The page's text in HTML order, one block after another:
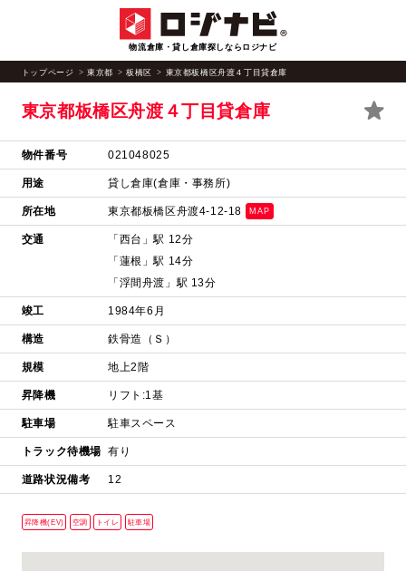
物流倉庫・貸し倉庫探しならロジナビ
トップページ 東京都 板橋区 東京都板橋区舟渡４丁目貸倉庫
東京都板橋区舟渡４丁目貸倉庫
物件番号 021048025
用途 貸し倉庫(倉庫・事務所)
所在地 東京都板橋区舟渡4-12-18 MAP
交通
「西台」駅 12分
「蓮根」駅 14分
「浮間舟渡」駅 13分
竣工 1984年6月
構造 鉄骨造（Ｓ）
規模 地上2階
昇降機 リフト:1基
駐車場 駐車スペース
トラック待機場 有り
道路状況備考 12
昇降機(EV) 空調 トイレ 駐車場